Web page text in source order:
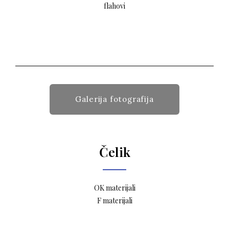
flahovi
Galerija fotografija
Čelik
OK materijali
F materijali